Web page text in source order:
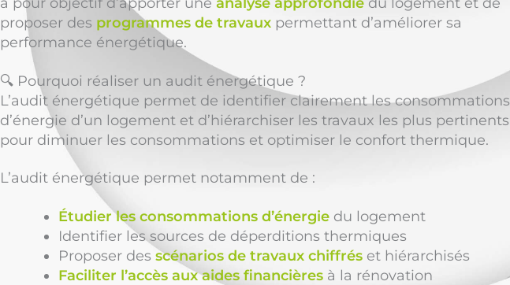
proposer des programmes de travaux permettant d’améliorer sa
performance énergétique.
🔍 Pourquoi réaliser un audit énergétique ?
L’audit énergétique permet de identifier clairement les consommations
d’énergie d’un logement et d’hiérarchiser les travaux les plus pertinents
pour diminuer les consommations et optimiser le confort thermique.
L’audit énergétique permet notamment de :
Étudier les consommations d’énergie du logement
Identifier les sources de déperditions thermiques
Proposer des scénarios de travaux chiffrés et hiérarchisés
Faciliter l’accès aux aides financières à la rénovation